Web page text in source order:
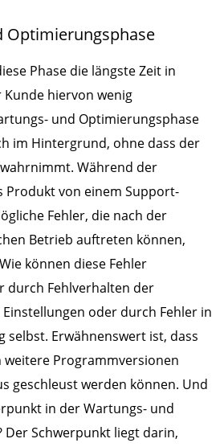
Optimierungsphase
Phase die längste Zeit in
hiervon wenig
und Optimierungsphase
im Hintergrund, ohne dass der
Während der
Produkt von einem Support-
Fehler, die nach der
Betrieb auftreten können,
können diese Fehler
durch Fehlverhalten der
oder durch Fehler in
selbst. Erwähnenswert ist, dass
weitere Programmversionen
geschleust werden können. Und
in der Wartungs- und
Der Schwerpunkt liegt darin,